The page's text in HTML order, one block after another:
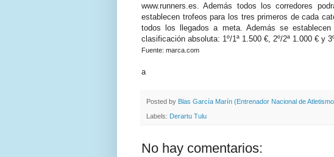
www.runners.es. Además todos los corredores
establecen trofeos para los tres primeros de cada
todos los llegados a meta. Además se
clasificación absoluta: 1º/1ª 1.500 €, 2º/2ª 1.000 € y
Fuente: marca.com
a
Posted by Blas García Marín (Entrenador Nacional de
Labels: Derartu Tulu
No hay comentarios: